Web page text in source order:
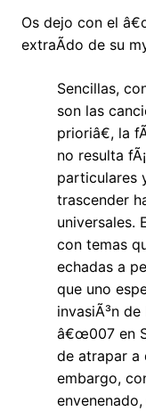
Os dejo con el
extraÃ­do de su
Sencillas,
son las
prioriâ€, la
no resulta
particulares
trascender
universales.
con temas
echadas a
que uno
invasiÃ³n
â€œ007 en
de atrapar a
embargo,